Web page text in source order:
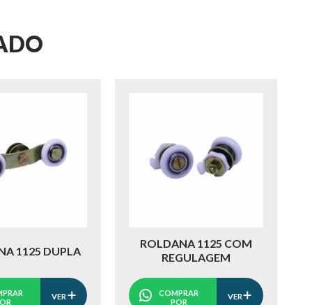
1125 DUPLA
VER
ROLDANA 1125 COM
REGULAGEM
COMPRAR
POR
VER